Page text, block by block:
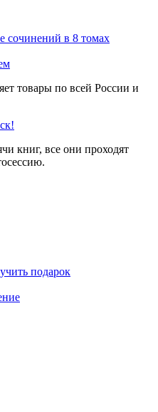
сочинений в 8 томах
товары по всей России и
книг, все они проходят
подарок